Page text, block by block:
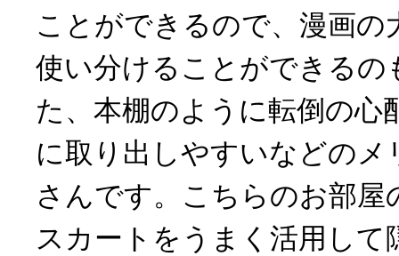
ことができるので、漫画の
使い分けることができるの
た、本棚のように転倒の心
に取り出しやすいなどの
さんです。こちらのお部
スカートをうまく活用して